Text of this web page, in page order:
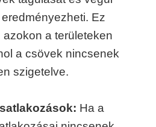
Ez
azokon a területeken
a csövek nincsenek
szigetelve.
Ha a